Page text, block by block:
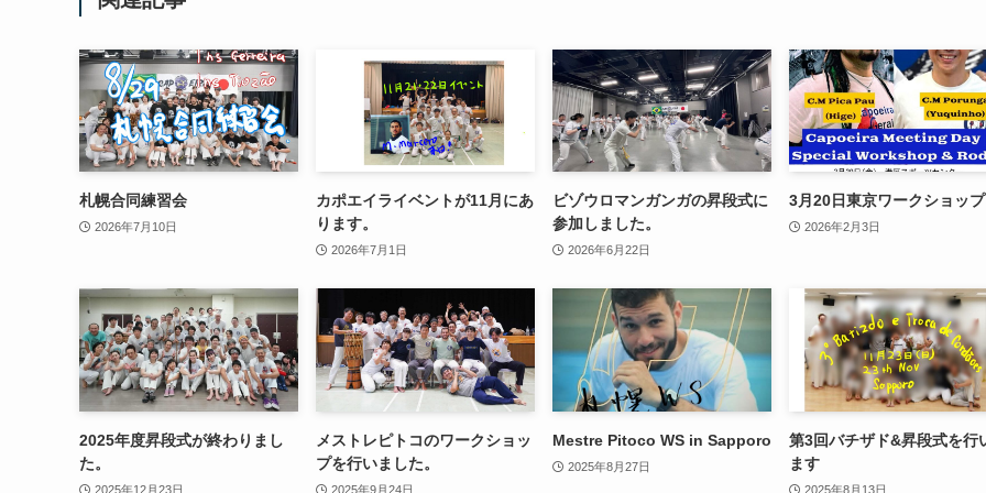
札幌合同練習会
2026年7月10日
カポエイライベントが11月にあ
ります。
2026年7月1日
ビゾウロマンガンガの昇段式に
参加しました。
2026年6月22日
3月20日東京ワークショップ
2026年2月3日
2025年度昇段式が終わりまし
た。
2025年12月23日
メストレピトコのワークショッ
プを行いました。
2025年9月24日
Mestre Pitoco WS in Sapporo
2025年8月27日
第3回バチザド&昇段式を行
ます
2025年8月13日